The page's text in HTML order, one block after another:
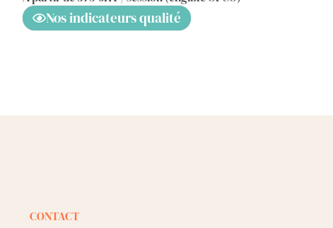
Nos indicateurs qualité
CONTACT